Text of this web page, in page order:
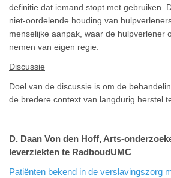
definitie dat iemand stopt met gebruiken.
niet-oordelende houding van
menselijke aanpak, waar de hulpverlener
nemen van eigen regie.
Discussie
Doel van de discussie is om de
de bredere context van langdurig herstel
D. Daan Von den Hoff, Arts-
leverziekten te RadboudUMC
Patiënten bekend in de verslavingszorg